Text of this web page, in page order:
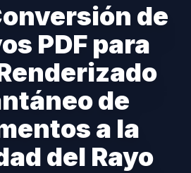
de
PDF para
de
a la
del Rayo